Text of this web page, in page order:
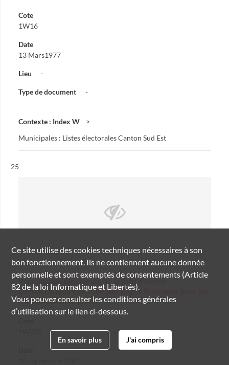
Cote
1W16
Date
13 Mars1977
Lieu -
Type de document -
Contexte : Index W
Municipales : Listes électorales Canton Sud Est
Résultat n°
25
Propagande électorale de la liste d'Union
Démocratique conduite par Roger Roucaute pour les
élections municipales
Ce site utilise descookiestechniques nécessaires à son
bon fonctionnement. Ils ne contiennent aucune donnée
personnelle et sont exemptés de consentements (Article
82 de la loi Informatique et Libertés).
Vous pouvez consulter les conditions générales
d’utilisation sur le lien ci-dessous.
En savoir plus J'ai compris